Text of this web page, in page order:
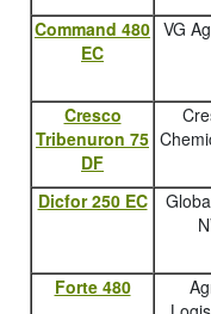
Command 480
EC
VG
Cresco
Tribenuron 75
DF
Dicfor 250 EC
Forte 480